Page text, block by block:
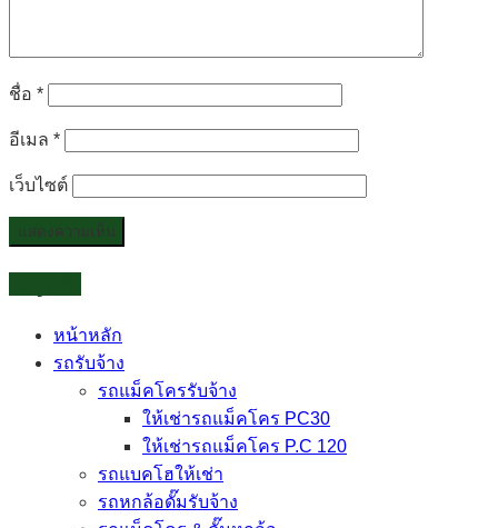
ชื่อ *
อีเมล *
เว็บไซต์
หน้าหลัก
รถรับจ้าง
รถแม็คโครรับจ้าง
ให้เช่ารถแม็คโคร PC30
ให้เช่ารถแม็คโคร P.C 120
รถแบคโฮให้เช่า
รถหกล้อดั๊มรับจ้าง